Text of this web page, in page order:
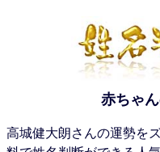
赤ちゃ
高城健大朗さんの運勢を